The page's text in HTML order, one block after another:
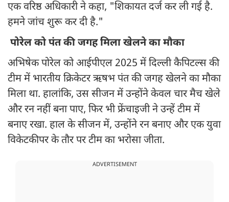
एक वरिष्ठ अधिकारी ने कहा, "शिकायत दर्ज कर ली गई है.
हमने जांच शुरू कर दी है."
पोरेल को पंत की जगह मिला खेलने का मौका
अभिषेक पोरेल को आईपीएल 2025 में दिल्ली कैपिटल्स की
टीम में भारतीय क्रिकेटर ऋषभ पंत की जगह खेलने का मौका
मिला था. हालांकि, उस सीजन में उन्होंने केवल चार मैच खेले
और रन नहीं बना पाए, फिर भी फ्रेंचाइजी ने उन्हें टीम में
बनाए रखा. हाल के सीजन में, उन्होंने रन बनाए और एक युवा
विकेटकीपर के तौर पर टीम का भरोसा जीता.
ADVERTISEMENT